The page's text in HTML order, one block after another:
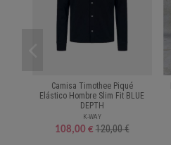
Camisa Timothee Piqué
Elástico Hombre Slim Fit BLUE
DEPTH
K-WAY
108,00 € 120,00 €